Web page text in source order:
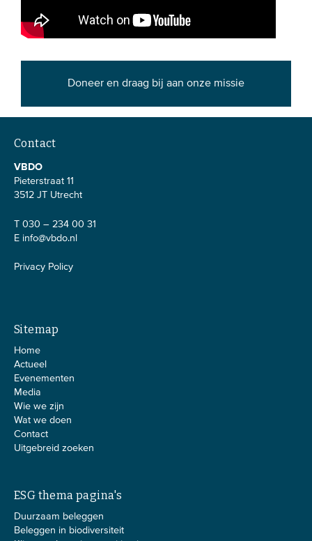
Doneer en draag bij aan onze missie
Contact
VBDO
Pieterstraat 11
3512 JT Utrecht
T 030 – 234 00 31
E info@vbdo.nl
Privacy Policy
Sitemap
Home
Actueel
Evenementen
Media
Wie we zijn
Wat we doen
Contact
Uitgebreid zoeken
ESG thema pagina's
Duurzaam beleggen
Beleggen in biodiversiteit